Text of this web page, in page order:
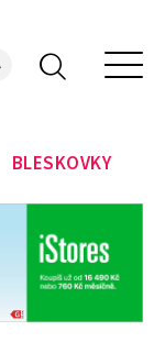
BLESKOVKY